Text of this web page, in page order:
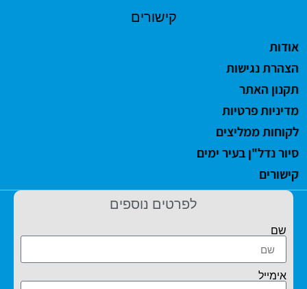
קישורים
אודות
הצהרת נגישות
תקנון האתר
מדיניות פרטיות
לקוחות ממליצים
סיור נדל"ן בעיר ימים
קישורים
לפרטים נוספים
שם
אימייל